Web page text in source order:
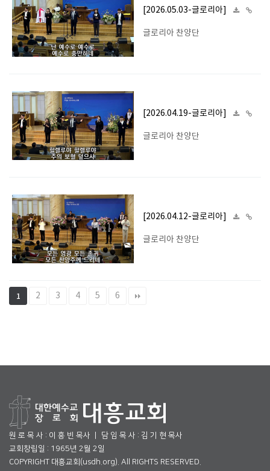
[2026.05.03-글로리아]
글로리아 찬양단
[2026.04.19-글로리아]
글로리아 찬양단
[2026.04.12-글로리아]
글로리아 찬양단
1 2 3 4 5 6
원 로 목 사 : 이 흥 빈 목사 ㅣ 담 임 목 사 : 김 기 현 목사
교회창립일 : 1965년 2월 2일
COPYRIGHT 대흥교회(usdh.org). All RIGHTS RESERVED.